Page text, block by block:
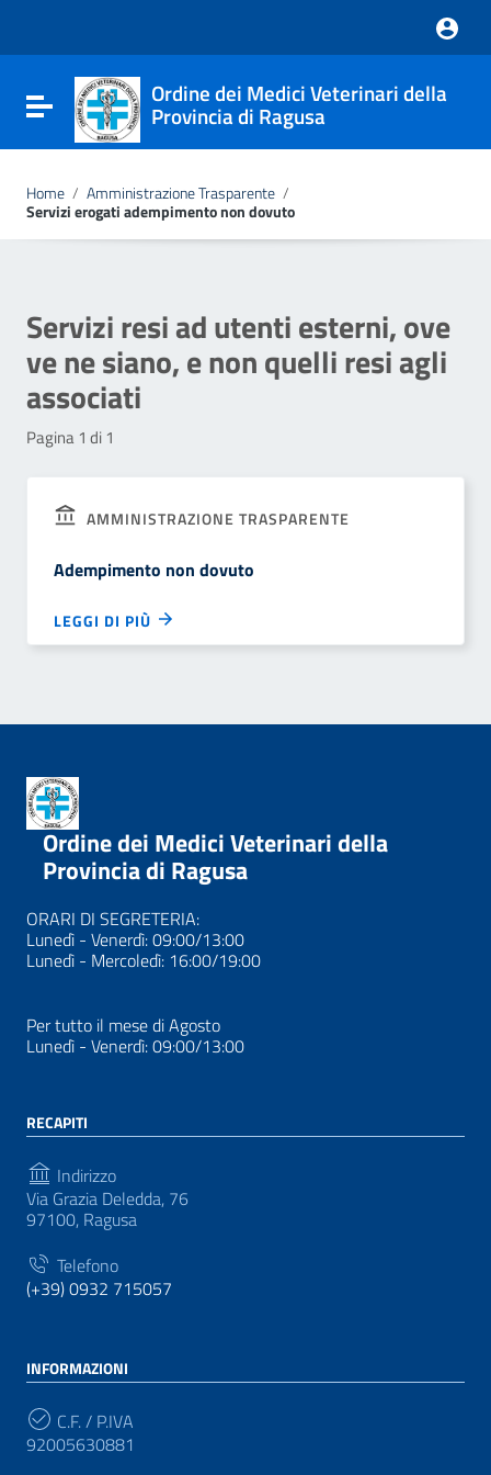
sito
include
di
Attiva / disattiva la navigazione
Ordine dei Medici Veterinari della
Provincia di Ragusa
Home / Amministrazione Trasparente /
Servizi erogati adempimento non dovuto
Servizi resi ad utenti esterni, ove
ve ne siano, e non quelli resi agli
associati
Pagina 1 di 1
AMMINISTRAZIONE TRASPARENTE
Adempimento non dovuto
LEGGI DI PIÙ
Ordine dei Medici Veterinari della
Provincia di Ragusa
ORARI DI SEGRETERIA:
Lunedì - Venerdì: 09:00/13:00
Lunedì - Mercoledì: 16:00/19:00
Per tutto il mese di Agosto
Lunedì - Venerdì: 09:00/13:00
RECAPITI
Indirizzo
Via Grazia Deledda, 76
97100, Ragusa
Telefono
(+39) 0932 715057
INFORMAZIONI
C.F. / P.IVA
92005630881